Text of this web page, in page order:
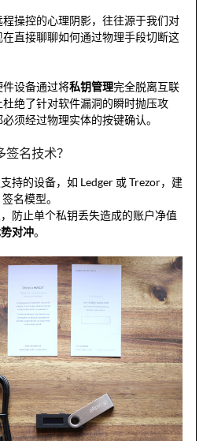
操控的心理阴影，往往源于我们对
直接聊聊如何通过物理手段切断这
设备通过将私钥管理完全脱离互联
绝了针对软件漏洞的瞬时抛压攻
须经过物理实体的按键确认。
名技术？
持的设备，如 Ledger 或 Trezor，建
名模型。
防止单个私钥丢失造成的账户净值
对冲。